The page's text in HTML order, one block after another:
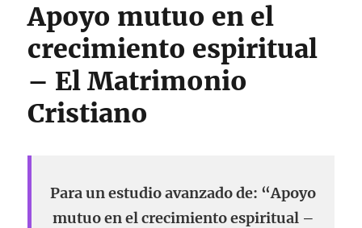
Apoyo mutuo en el
crecimiento espiritual
– El Matrimonio
Cristiano
Para un estudio avanzado de: “Apoyo
mutuo en el crecimiento espiritual –